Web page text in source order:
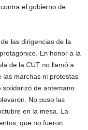
el gobierno de
las dirigencias de la
En honor a la
de la CUT no llamó a
las marchas ni protestas
solidarizó de antemano
No puso las
en la mesa. La
que no fueron